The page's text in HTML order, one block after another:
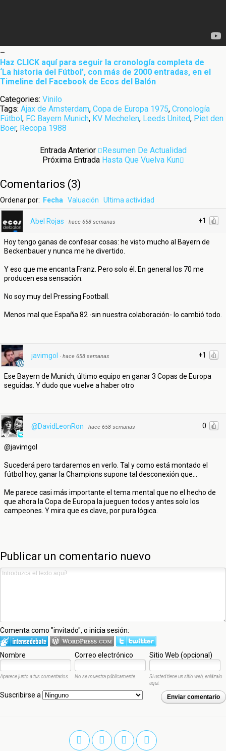
–
Haz CLICK aquí para seguir la cronología completa de
‘La historia del Fútbol’, con más de 2000 entradas, en el
Timeline del Facebook de Ecos del Balón
Categories: Vinilo
Tags: Ajax de Amsterdam, Copa de Europa 1975, Cronología
Fútbol, FC Bayern Munich, KV Mechelen, Leeds United, Piet den
Boer, Recopa 1988
Entrada Anterior
Resumen De Actualidad
Próxima Entrada Hasta Que Vuelva Kun
Comentarios (3)
Ordenar por: Fecha Valuación Ultima actividad
+1
Abel Rojas · hace 658 semanas
Hoy tengo ganas de confesar cosas: he visto mucho al Bayern de
Beckenbauer y nunca me he divertido.
Y eso que me encanta Franz. Pero solo él. En general los 70 me
producen esa sensación.
No soy muy del Pressing Football.
Menos mal que España 82 -sin nuestra colaboración- lo cambió todo.
+1
javimgol · hace 658 semanas
Ese Bayern de Munich, último equipo en ganar 3 Copas de Europa
seguidas. Y dudo que vuelve a haber otro
0
@DavidLeonRon · hace 658 semanas
@javimgol
Sucederá pero tardaremos en verlo. Tal y como está montado el
fútbol hoy, ganar la Champions supone tal desconexión que...
Me parece casi más importante el tema mental que no el hecho de
que ahora la Copa de Europa la jueguen todos y antes solo los
campeones. Y mira que es clave, por pura lógica.
Publicar un comentario nuevo
Comenta como "invitado", o inicia sesión:
Nombre Correo electrónico Sitio Web (opcional)
Aparece junto a tus comentarios. No se muestra públicamente.
Si usted tiene un sitio web, enlázalo
aquí.
Enviar comentario
Suscribirse a